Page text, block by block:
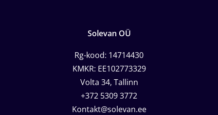
Solevan OÜ
Rg-kood: 14714430
KMKR: EE102773329
Volta 34, Tallinn
+372 5309 3772
Kontakt@solevan.ee